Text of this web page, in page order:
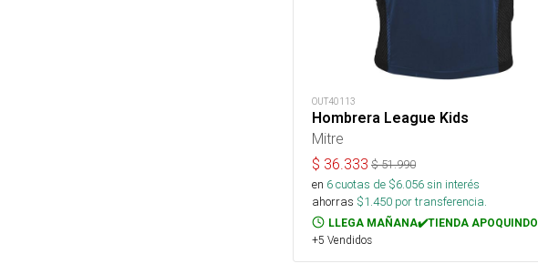
OUT40113
Hombrera League Kids
Mitre
$ 36.333 $51.990
en 6cuotas de $6.056sin interés
ahorras $1.450 por transferencia.
LLEGA MAÑANA✔️TIENDA APOQUINDO
+5 Vendidos